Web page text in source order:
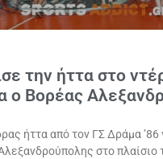
την ήττα στο
ο Βορέας
ήττα από τον ΓΣ Δράμα
στο πλαίσιο